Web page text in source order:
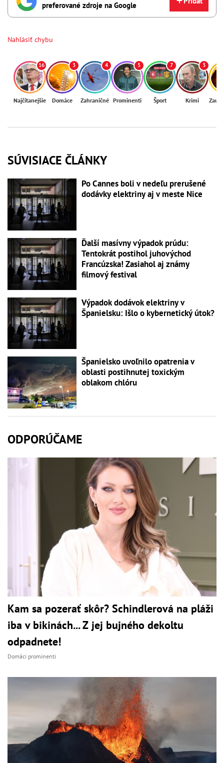
preferované zdroje na Google
Nahlásiť chybu
16
Najčítanejšie
3
Domáce
4
Zahraničné
5
Prominenti
7
Šport
3
Krimi
SÚVISIACE ČLÁNKY
Po Cannes boli v nedeľu prerušené
dodávky elektriny aj v meste Nice
Ďalší masívny výpadok prúdu:
Tentokrát postihol juhovýchod
Francúzska! Zasiahol aj známy
filmový festival
Výpadok dodávok elektriny v
Španielsku: Išlo o kybernetický útok?
Španielsko uvoľnilo opatrenia v
oblasti postihnutej toxickým
oblakom chlóru
ODPORÚČAME
Kam sa pozerať skôr? Schindlerová na pláži
iba v bikinách... Z jej bujného dekoltu
odpadnete!
Domáci prominenti